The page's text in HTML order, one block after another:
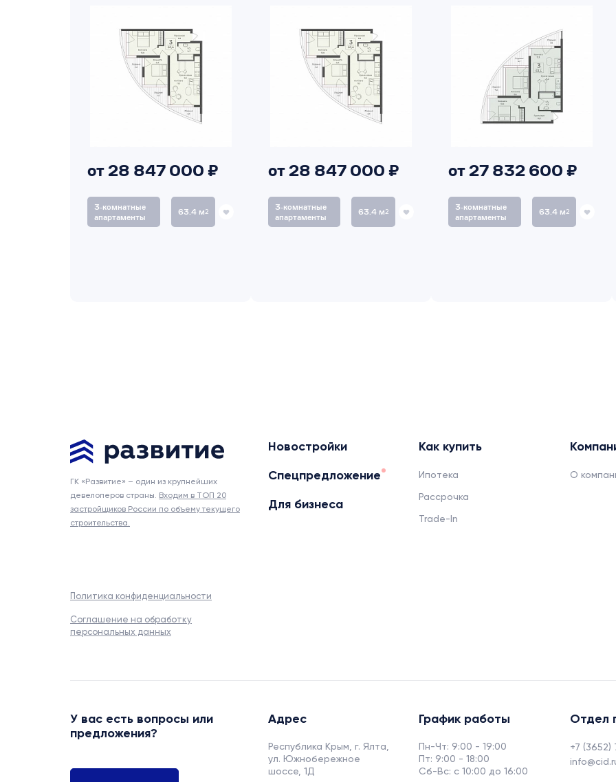
от 28 847 000 ₽
3‑комнатные
апартаменты
63.4 м2
от 28 847 000 ₽
3‑комнатные
апартаменты
63.4 м2
от 27 832 600 ₽
3‑комнатные
апартаменты
63.4 м2
ГК «Развитие» – один из крупнейших
девелоперов страны. Входим в ТОП 20
застройщиков России по объему текущего
строительства.
Политика конфиденциальности
Соглашение на обработку
персональных данных
Новостройки
Спецпредложение
Для бизнеса
Как купить
Ипотека
Рассрочка
Trade-In
О
У вас есть вопросы или
предложения?
Адрес
Республика Крым, г. Ялта,
ул. Южнобережное
шоссе, 1Д
График работы
Пн-Чт: 9:00 - 19:00
Пт: 9:00 - 18:00
Сб-Вс: с 10:00 до 16:00
Отдел
+7